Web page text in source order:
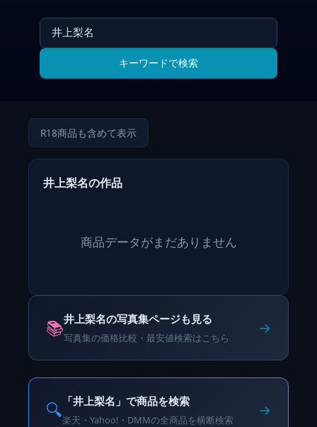
キーワードで検索
R18商品も含めて表示
井上梨名の作品
商品データがまだありません
📚井上梨名の写真集ページも見る
写真集の価格比較・最安値検索はこちら
→
🔍 「井上梨名」で商品を検索
楽天・Yahoo!・DMMの全商品を横断検索
→